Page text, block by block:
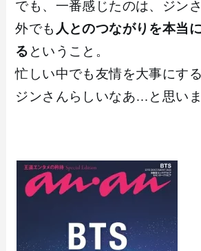
でも、一番感じたのは、ジン
外でも 人とのつながりを本当
る ということ。
忙しい中でも友情を大事にす
ジンさんらしいなあ…と思い